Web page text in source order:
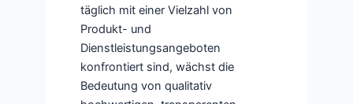
täglich mit einer Vielzahl von
Produkt- und
Dienstleistungsangeboten
konfrontiert sind, wächst die
Bedeutung von qualitativ